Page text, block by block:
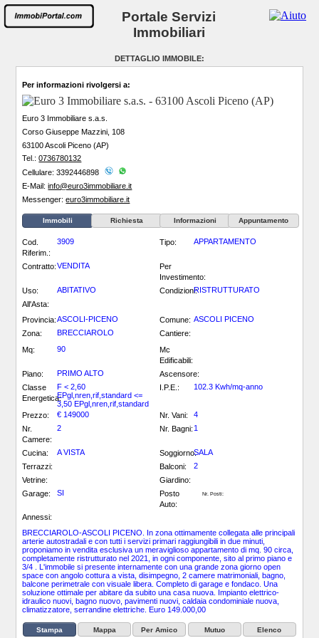
Portale Servizi
Immobiliari
DETTAGLIO IMMOBILE:
Per informazioni rivolgersi a:
Euro 3 Immobiliare s.a.s.
Corso Giuseppe Mazzini, 108
63100 Ascoli Piceno (AP)
Tel.:0736780132
Cellulare: 3392446898
E-Mail:info@euro3immobiliare.it
Messenger:euro3immobiliare.it
Immobili Richiesta Informazioni Appuntamento
Cod.
Riferim.:
3909 Tipo: APPARTAMENTO
Contratto:VENDITA
Per
Investimento:
Uso:
ABITATIVO Condizioni:RISTRUTTURATO
All'Asta:
Provincia:ASCOLI-PICENO Comune: ASCOLI PICENO
Zona:
BRECCIAROLO
Cantiere:
Mq:
90
Mc
Edificabili:
Piano:
PRIMO ALTO
Ascensore:
Classe
Energetica:
F < 2,60
EPgl,nren,rif,standard <=
3,50 EPgl,nren,rif,standard
I.P.E.: 102.3 Kwh/mq-anno
Prezzo: € 149000 Nr. Vani:
4
Nr.
Camere:
2 Nr. Bagni: 1
Cucina: A VISTA Soggiorno:SALA
Terrazzi:
Balconi:
2
Vetrine:
Giardino:
Garage:
SI
Posto
Auto:
Nr. Posti:
Annessi:
BRECCIAROLO-ASCOLI PICENO. In zona ottimamente collegata alle principali
arterie autostradali e con tutti i servizi primari raggiungibili in due minuti,
proponiamo in vendita esclusiva un meraviglioso appartamento di mq. 90 circa,
completamente ristrutturato nel 2021, in ogni componente, sito al primo piano e
3/4 . L'immobile si presente internamente con una grande zona giorno open
space con angolo cottura a vista, disimpegno, 2 camere matrimoniali, bagno,
balcone perimetrale con visuale libera. Completo di garage e fondaco. Una
soluzione ottimale per abitare da subito una casa nuova. Impianto elettrico-
idraulico nuovi, bagno nuovo, pavimenti nuovi, caldaia condominiale nuova,
climatizzatore, serrandine elettriche. Euro 149.000,00
Stampa Mappa Per Amico Mutuo Elenco